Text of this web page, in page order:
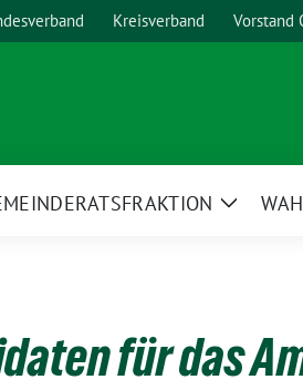
Kreisverband Vorstand
Zeige
für das